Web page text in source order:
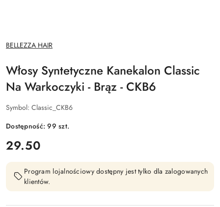
NAZWA
PRODUCENTA:
BELLEZZA HAIR
Włosy Syntetyczne Kanekalon Classic
Na Warkoczyki - Brąz - CKB6
Symbol: Classic_CKB6
Dostępność:99szt.
cena:
29.50
Program lojalnościowy dostępny jest tylko dla zalogowanych
klientów.